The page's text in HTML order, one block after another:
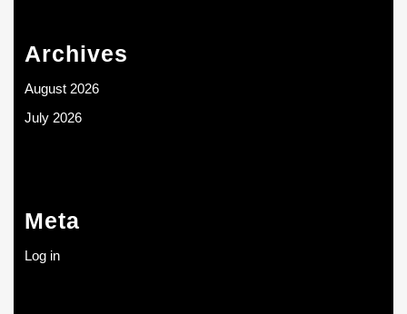
Archives
August 2026
July 2026
Meta
Log in